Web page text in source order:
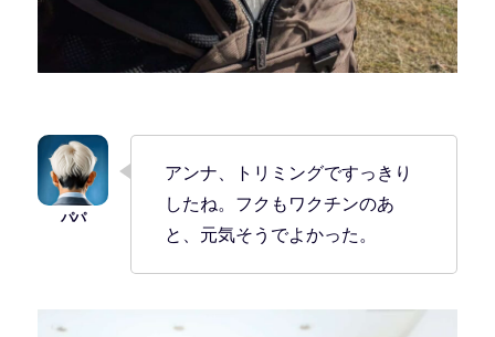
アンナ、トリミングですっきり
したね。フクもワクチンのあ
と、元気そうでよかった。